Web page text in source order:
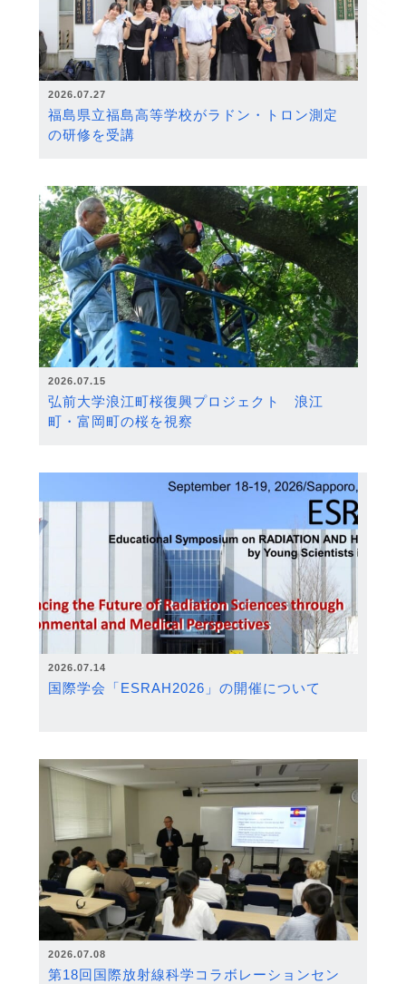
2026.07.27
福島県立福島高等学校がラドン・トロン測定
の研修を受講
2026.07.15
弘前大学浪江町桜復興プロジェクト 浪江
町・富岡町の桜を視察
2026.07.14
国際学会「ESRAH2026」の開催について
2026.07.08
第18回国際放射線科学コラボレーションセン